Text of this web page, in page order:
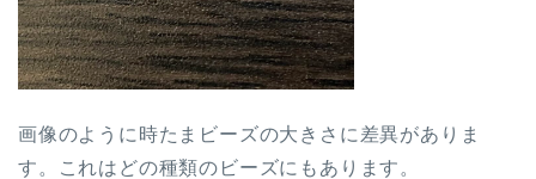
画像のように時たまビーズの大きさに差異がありま
す。これはどの種類のビーズにもあります。